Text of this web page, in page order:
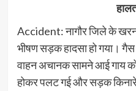
Accident: नागौर जिले के
भीषण सड़क हादसा हो गया।
वाहन अचानक सामने आई गाय
होकर पलट गई और सड़क